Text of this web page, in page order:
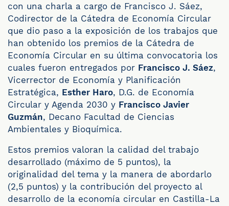
con una charla a cargo de Francisco J. Sáez,
Codirector de la Cátedra de Economía Circular
que dio paso a la exposición de los trabajos que
han obtenido los premios de la Cátedra de
Economía Circular en su última convocatoria los
cuales fueron entregados por Francisco J. Sáez,
Vicerrector de Economía y Planificación
Estratégica, Esther Haro, D.G. de Economía
Circular y Agenda 2030 y Francisco Javier
Guzmán, Decano Facultad de Ciencias
Ambientales y Bioquímica.
Estos premios valoran la calidad del trabajo
desarrollado (máximo de 5 puntos), la
originalidad del tema y la manera de abordarlo
(2,5 puntos) y la contribución del proyecto al
desarrollo de la economía circular en Castilla-La